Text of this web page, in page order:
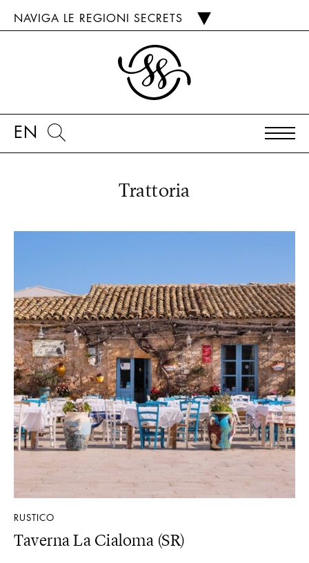
NAVIGA LE REGIONI SECRETS
EN
Trattoria
RUSTICO
Taverna La Cialoma (SR)